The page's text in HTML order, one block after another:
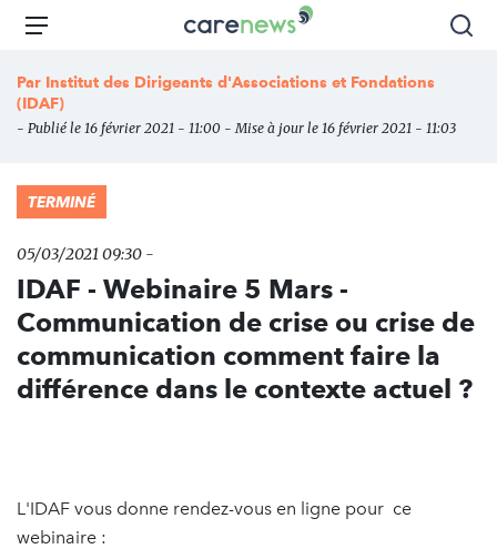
Aller
principal
Carenews,
média
acteurs
Menu
Par Institut des Dirigeants d'Associations et Fondations
(IDAF)
- Publié le 16 février 2021 - 11:00 - Mise à jour le 16 février 2021 - 11:03
TERMINÉ
05/03/2021 09:30 -
IDAF - Webinaire 5 Mars -
Communication de crise ou crise de
communication comment faire la
différence dans le contexte actuel ?
L'IDAF vous donne rendez-vous en ligne pour ce
webinaire :